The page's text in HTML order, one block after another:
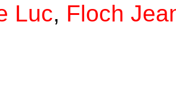
Luc, Floch